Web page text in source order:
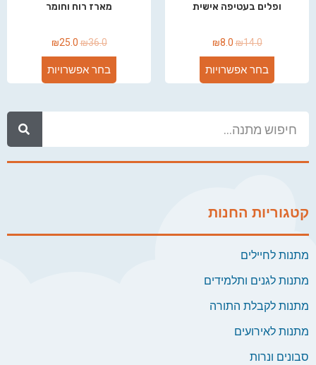
קטגוריות החנות
מתנות לחיילים
מתנות לגנים ותלמידים
מתנות לקבלת התורה
מתנות לאירועים
סבונים ונרות
ופלים בעטיפה אישית
₪14.0
₪8.0
בחר אפשרויות
מארז רוח וחומר
₪36.0
₪25.0
בחר אפשרויות